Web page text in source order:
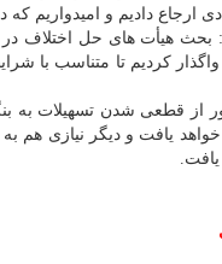
ارجاع دادیم و امیدواریم
یافت.